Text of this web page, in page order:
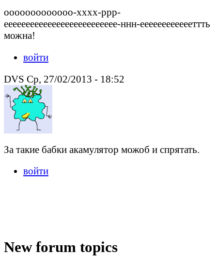
ооооооооооооо-хххх-ррр-
ееееееееееееееееееееееееее-ннн-ееееееееееееттть
можна!
войти
DVS Ср, 27/02/2013 - 18:52
За такие бабки акамулятор можоб и спрятать.
войти
New forum topics